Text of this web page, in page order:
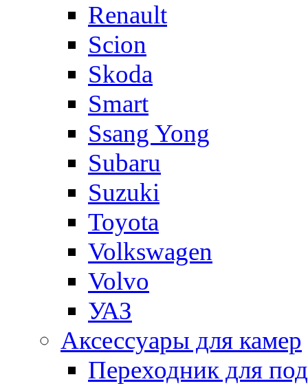
Renault
Scion
Skoda
Smart
Ssang Yong
Subaru
Suzuki
Toyota
Volkswagen
Volvo
УАЗ
Аксессуары для камер
Переходник для